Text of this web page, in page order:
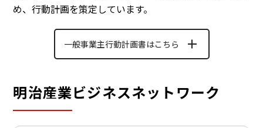
め、行動計画を策定しています。
一般事業主行動計画書はこちら
明治産業ビジネスネットワーク